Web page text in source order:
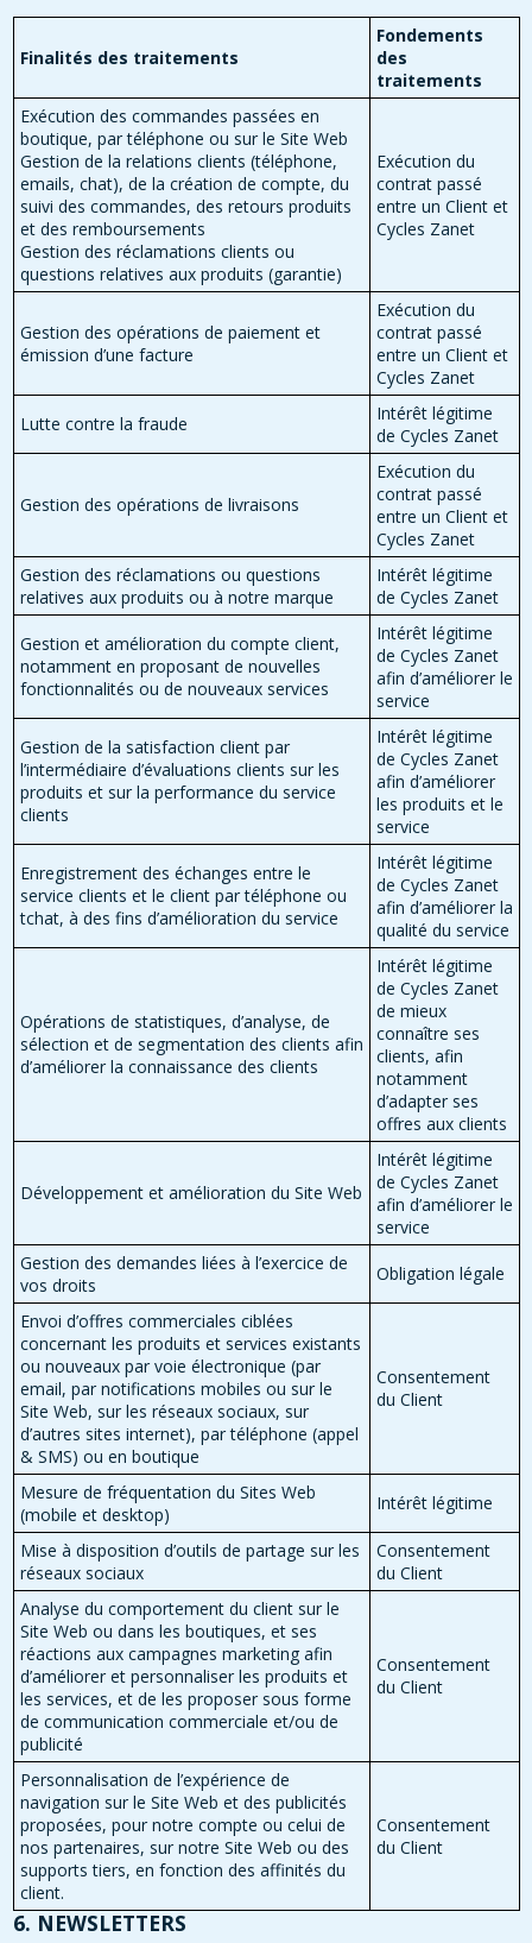
Finalités des traitements
Fondements
des
traitements
Exécution des commandes passées en
boutique, par téléphone ou sur le Site Web
Gestion de la relations clients (téléphone,
emails, chat), de la création de compte, du
suivi des commandes, des retours produits
et des remboursements
Gestion des réclamations clients ou
questions relatives aux produits (garantie)
Exécution du
contrat passé
entre un Client et
Cycles Zanet
Gestion des opérations de paiement et
émission d’une facture
Exécution du
contrat passé
entre un Client et
Cycles Zanet
Lutte contre la fraude
Intérêt légitime
de Cycles Zanet
Gestion des opérations de livraisons
Exécution du
contrat passé
entre un Client et
Cycles Zanet
Gestion des réclamations ou questions
relatives aux produits ou à notre marque
Intérêt légitime
de Cycles Zanet
Gestion et amélioration du compte client,
notamment en proposant de nouvelles
fonctionnalités ou de nouveaux services
Intérêt légitime
de Cycles Zanet
afin d’améliorer le
service
Gestion de la satisfaction client par
l’intermédiaire d’évaluations clients sur les
produits et sur la performance du service
clients
Intérêt légitime
de Cycles Zanet
afin d’améliorer
les produits et le
service
Enregistrement des échanges entre le
service clients et le client par téléphone ou
tchat, à des fins d’amélioration du service
Intérêt légitime
de Cycles Zanet
afin d’améliorer la
qualité du service
Opérations de statistiques, d’analyse, de
sélection et de segmentation des clients afin
d’améliorer la connaissance des clients
Intérêt légitime
de Cycles Zanet
de mieux
connaître ses
clients, afin
notamment
d’adapter ses
offres aux clients
Développement et amélioration du Site Web
Intérêt légitime
de Cycles Zanet
afin d’améliorer le
service
Gestion des demandes liées à l’exercice de
vos droits
Obligation légale
Envoi d’offres commerciales ciblées
concernant les produits et services existants
ou nouveaux par voie électronique (par
email, par notifications mobiles ou sur le
Site Web, sur les réseaux sociaux, sur
d’autres sites internet), par téléphone (appel
& SMS) ou en boutique
Consentement
du Client
Mesure de fréquentation du Sites Web
(mobile et desktop)
Intérêt légitime
Mise à disposition d’outils de partage sur les
réseaux sociaux
Consentement
du Client
Analyse du comportement du client sur le
Site Web ou dans les boutiques, et ses
réactions aux campagnes marketing afin
d’améliorer et personnaliser les produits et
les services, et de les proposer sous forme
de communication commerciale et/ou de
publicité
Consentement
du Client
Personnalisation de l’expérience de
navigation sur le Site Web et des publicités
proposées, pour notre compte ou celui de
nos partenaires, sur notre Site Web ou des
supports tiers, en fonction des affinités du
client.
Consentement
du Client
6. NEWSLETTERS